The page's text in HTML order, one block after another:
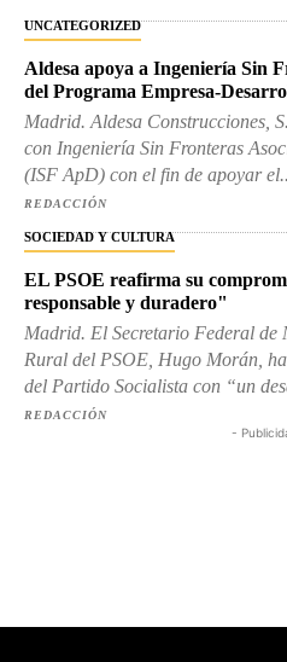
UNCATEGORIZED
Aldesa apoya a Ingeniería Sin
del Programa Empresa-
Madrid. Aldesa Construcciones,
con Ingeniería Sin Fronteras
(ISF ApD) con el fin de apoyar
REDACCIÓN
SOCIEDAD Y CULTURA
EL PSOE reafirma su
responsable y duradero"
Madrid. El Secretario Federal de
Rural del PSOE, Hugo Morán,
del Partido Socialista con “un
REDACCIÓN
-